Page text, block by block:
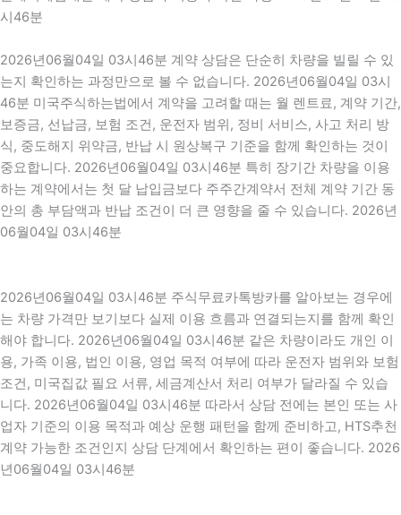
시46분
2026년06월04일 03시46분 계약 상담은 단순히 차량을 빌릴 수 있
는지 확인하는 과정만으로 볼 수 없습니다. 2026년06월04일 03시
46분 미국주식하는법에서 계약을 고려할 때는 월 렌트료, 계약 기간,
보증금, 선납금, 보험 조건, 운전자 범위, 정비 서비스, 사고 처리 방
식, 중도해지 위약금, 반납 시 원상복구 기준을 함께 확인하는 것이
중요합니다. 2026년06월04일 03시46분 특히 장기간 차량을 이용
하는 계약에서는 첫 달 납입금보다 주주간계약서 전체 계약 기간 동
안의 총 부담액과 반납 조건이 더 큰 영향을 줄 수 있습니다. 2026년
06월04일 03시46분
2026년06월04일 03시46분 주식무료카톡방카를 알아보는 경우에
는 차량 가격만 보기보다 실제 이용 흐름과 연결되는지를 함께 확인
해야 합니다. 2026년06월04일 03시46분 같은 차량이라도 개인 이
용, 가족 이용, 법인 이용, 영업 목적 여부에 따라 운전자 범위와 보험
조건, 미국집값 필요 서류, 세금계산서 처리 여부가 달라질 수 있습
니다. 2026년06월04일 03시46분 따라서 상담 전에는 본인 또는 사
업자 기준의 이용 목적과 예상 운행 패턴을 함께 준비하고, HTS추천
계약 가능한 조건인지 상담 단계에서 확인하는 편이 좋습니다. 2026
년06월04일 03시46분